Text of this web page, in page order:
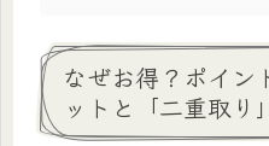
なぜお得？ポイン
ットと「二重取り